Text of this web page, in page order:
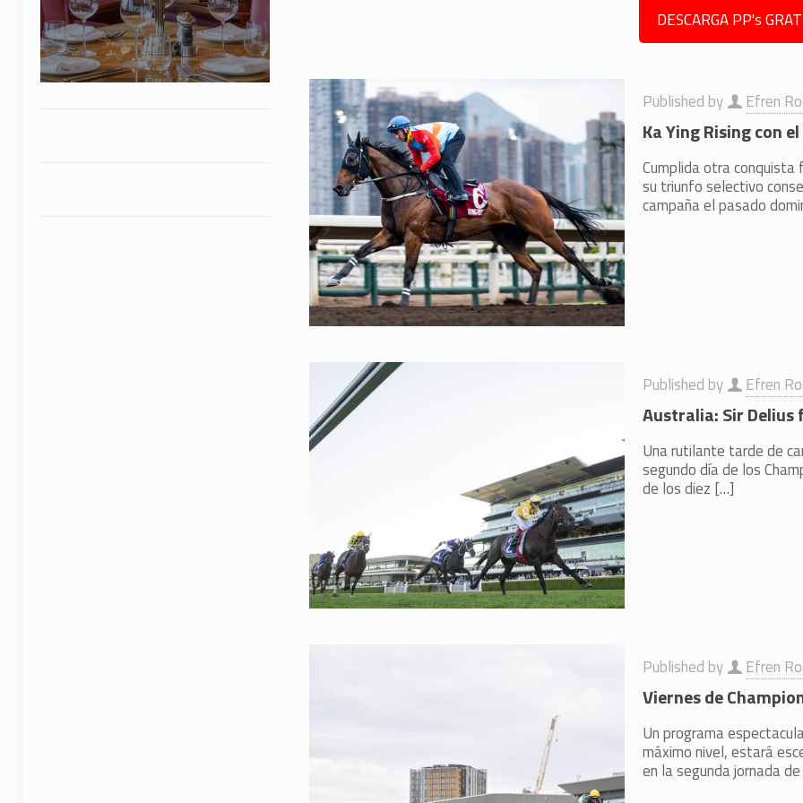
DESCARGA PP's
Published by Efren
Ka Ying Rising con
Cumplida otra conquista
su triunfo selectivo
campaña el pasado
Published by Efren
Australia: Sir Delius
Una rutilante tarde de
segundo día de los
de los diez […]
Published by Efren
Viernes de
Un programa
máximo nivel, estará
en la segunda jornada